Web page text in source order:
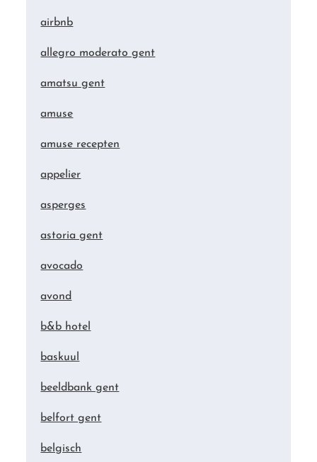
airbnb
allegro moderato gent
amatsu gent
amuse
amuse recepten
appelier
asperges
astoria gent
avocado
avond
b&b hotel
baskuul
beeldbank gent
belfort gent
belgisch